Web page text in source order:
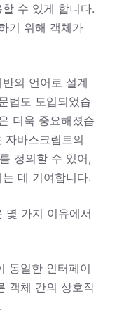
수 있게 합니다.
기 위해 객체가
의 언어로 설계
법도 도입되었습
더욱 중요해졌습
바스크립트의
정의할 수 있어,
데 기여합니다.
몇 가지 이유에서
동일한 인터페이
객체 간의 상호작